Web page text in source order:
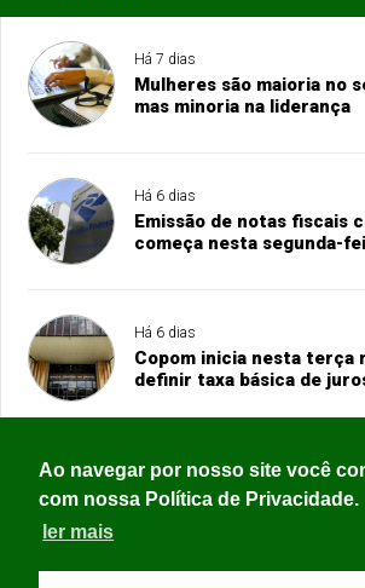
Ao navegar por nosso site você
com nossa Política de Privacidade.
ler mais
Há 7 dias
Mulheres são maioria no
mas minoria na liderança
Há 6 dias
Emissão de notas fiscais
começa nesta segunda-
Há 6 dias
Copom inicia nesta terça
definir taxa básica de
Há 6 dias
Ajuda internacional sofre